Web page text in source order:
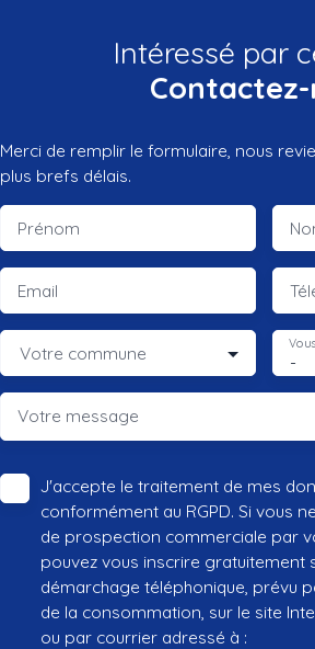
Intéressé par
Merci de remplir le formulaire, nous
plus brefs délais.
Prénom
Email
Votre commune -
Votre message
J'accepte le traitement de mes
conformément au RGPD. Si vous
de prospection commerciale par
pouvez vous inscrire gratuitement
démarchage téléphonique, prévu
de la consommation, sur le site
ou par courrier adressé à :